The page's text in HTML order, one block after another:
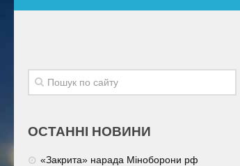
ОСТАННІ НОВИНИ
«Закрита» нарада Міноборони рф